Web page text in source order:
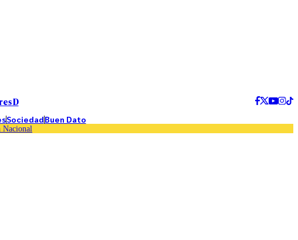
D
SociedadBuen Dato
Nacional